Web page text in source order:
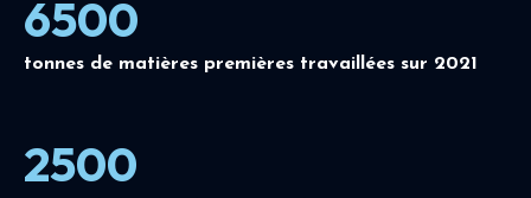
6500
tonnes de matières premières travaillées sur 2021
2500